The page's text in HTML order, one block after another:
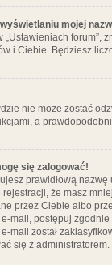
mojej
forum”,
i Ciebie. Będziesz
nie może zostać
a
się zalogować!
prawidłową
że masz
przez Ciebie albo
e-mail, postępuj
mail został
się z administratorem.